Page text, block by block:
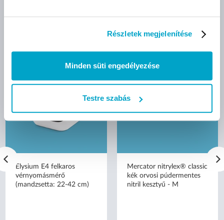
Részletek megjelenítése
Minden süti engedélyezése
Testre szabás
Elysium E4 felkaros
vérnyomásmérő
(mandzsetta: 22-42 cm)
Mercator nitrylex® classic
kék orvosi púdermentes
nitril kesztyű - M